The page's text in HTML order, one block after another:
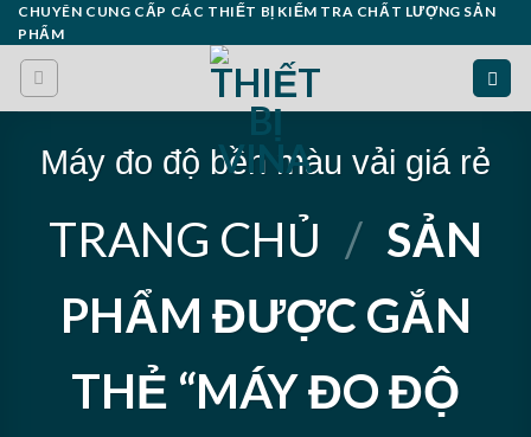
Skip
to
content
CHUYÊN CUNG CẤP CÁC THIẾT BỊ KIỂM TRA CHẤT LƯỢNG SẢN
PHẨM
Máy đo độ bền màu vải giá rẻ
TRANG CHỦ / SẢN
PHẨM ĐƯỢC GẮN
THẺ “MÁY ĐO ĐỘ